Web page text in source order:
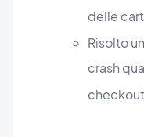
delle
Risolto
crash